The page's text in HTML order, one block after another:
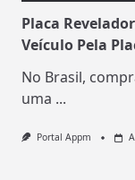
Placa
Veículo Pela
No Brasil,
uma ...
Portal Appm